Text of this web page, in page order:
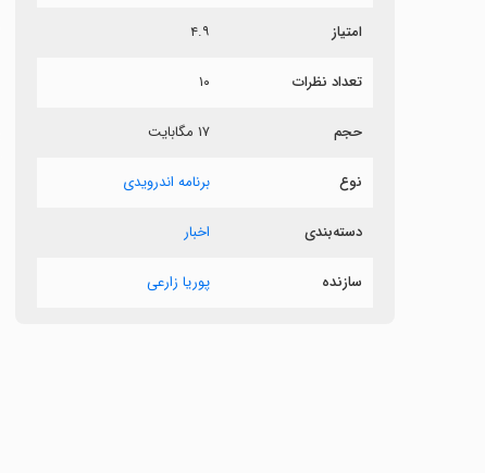
امتیاز ۴.۹
تعداد نظرات ۱۰
حجم ۱۷ مگابایت
نوع برنامه اندرویدی
دسته‌بندی اخبار
سازنده پوریا زارعی